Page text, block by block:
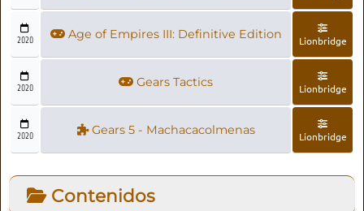
2020 Age of Empires III: Definitive Edition Lionbridge
2020 Gears Tactics Lionbridge
2020 Gears 5 - Machacacolmenas Lionbridge
Contenidos